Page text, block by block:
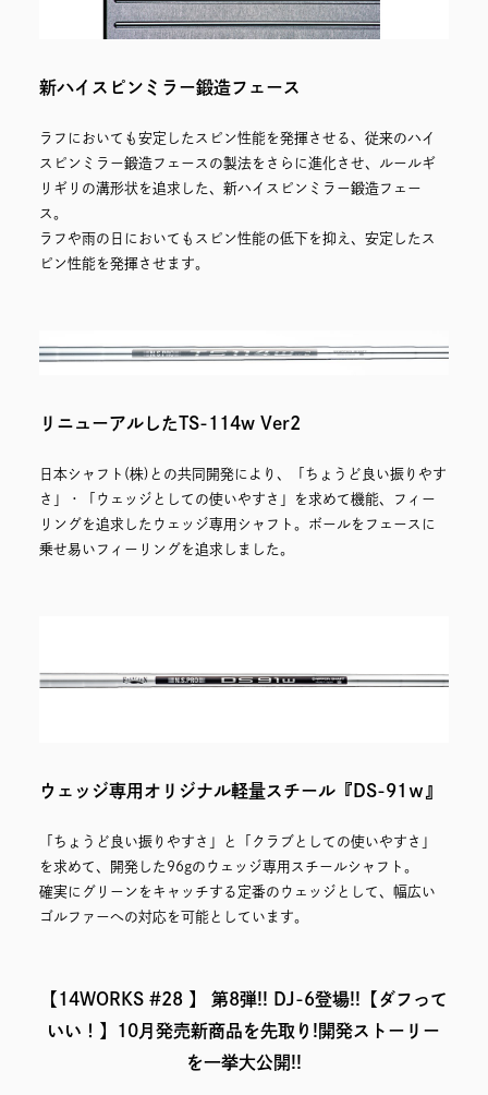
新ハイスピンミラー鍛造フェース
ラフにおいても安定したスピン性能を発揮させる、従来のハイ
スピンミラー鍛造フェースの製法をさらに進化させ、ルールギ
リギリの溝形状を追求した、新ハイスピンミラー鍛造フェー
ス。
ラフや雨の日においてもスピン性能の低下を抑え、安定したス
ピン性能を発揮させます。
リニューアルしたTS-114w Ver2
日本シャフト(株)との共同開発により、「ちょうど良い振りやす
さ」・「ウェッジとしての使いやすさ」を求めて機能、フィー
リングを追求したウェッジ専用シャフト。ボールをフェースに
乗せ易いフィーリングを追求しました。
ウェッジ専用オリジナル軽量スチール『DS-91ｗ』
「ちょうど良い振りやすさ」と「クラブとしての使いやすさ」
を求めて、開発した96gのウェッジ専用スチールシャフト。
確実にグリーンをキャッチする定番のウェッジとして、幅広い
ゴルファーへの対応を可能としています。
【14WORKS #28 】 第8弾!! DJ-6登場!!【ダフって
いい！】10月発売新商品を先取り!開発ストーリー
を一挙大公開!!